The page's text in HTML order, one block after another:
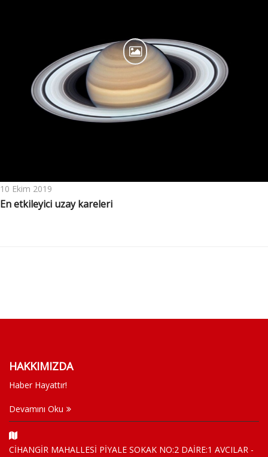
10 Ekim 2019
En etkileyici uzay kareleri
HAKKIMIZDA
Haber Hayattır!
Devamını Oku
CİHANGİR MAHALLESİ PİYALE SOKAK NO:2 DAİRE:1 AVCILAR -